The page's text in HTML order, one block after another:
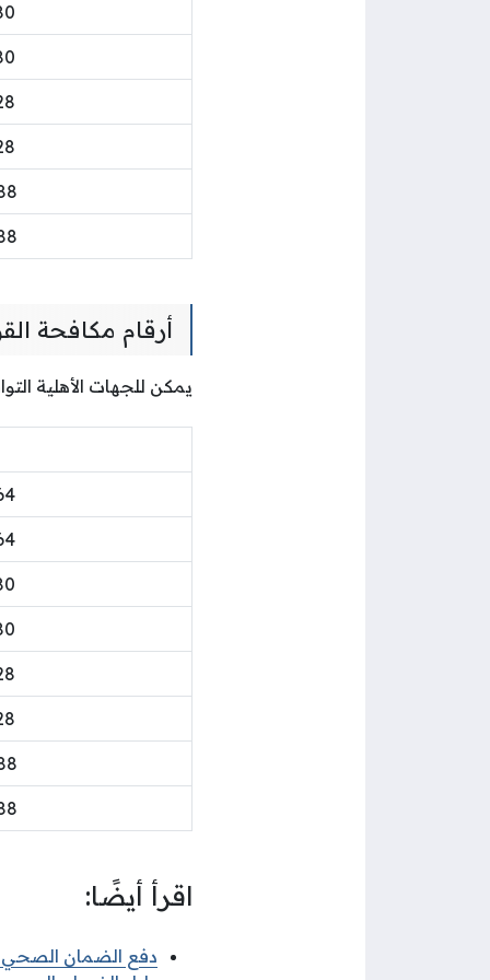
أرقام مكافحة
يمكن للجهات الأهلية
اقرأ أيضًا:
دفع الضمان الصحي